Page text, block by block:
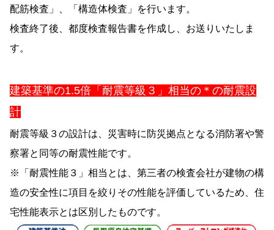
配筋検査」、「構造体検査」を行います。
検査終了後、都度検査報告書を作成し、お送りいたしま
す。
建築基準の1.5倍「耐震等級３」相当の＊の耐震設
計
耐震等級３の設計は、災害時に防災拠点となる消防署や警
察署と同等の耐震性能です。
※「耐震性能３」相当とは、第三者の検査会社が建物の構
造の安全性に項目を絞りその性能を評価しているため、住
宅性能表示とは区別したものです。